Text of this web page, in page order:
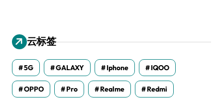
云标签
5G GALAXY Iphone IQOO
OPPO Pro Realme Redmi